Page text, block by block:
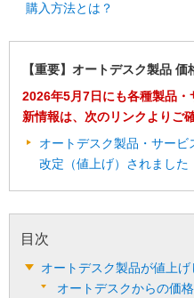
購入方法とは？
【重要】オートデスク製品
2026年5月7日にも各種製品
新情報は、次のリンクよりご
オートデスク製品・サー
改定（値上げ）されました
目次
オートデスク製品が値上げ
オートデスクからの価